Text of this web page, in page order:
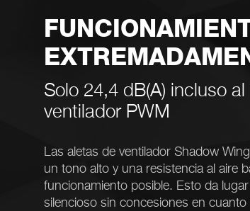
Solo 24,4 dB(A) incluso
ventilador PWM
Las aletas de ventilador Shadow
un tono alto y una resistencia al aire
funcionamiento posible. Esto da
silencioso sin concesiones en